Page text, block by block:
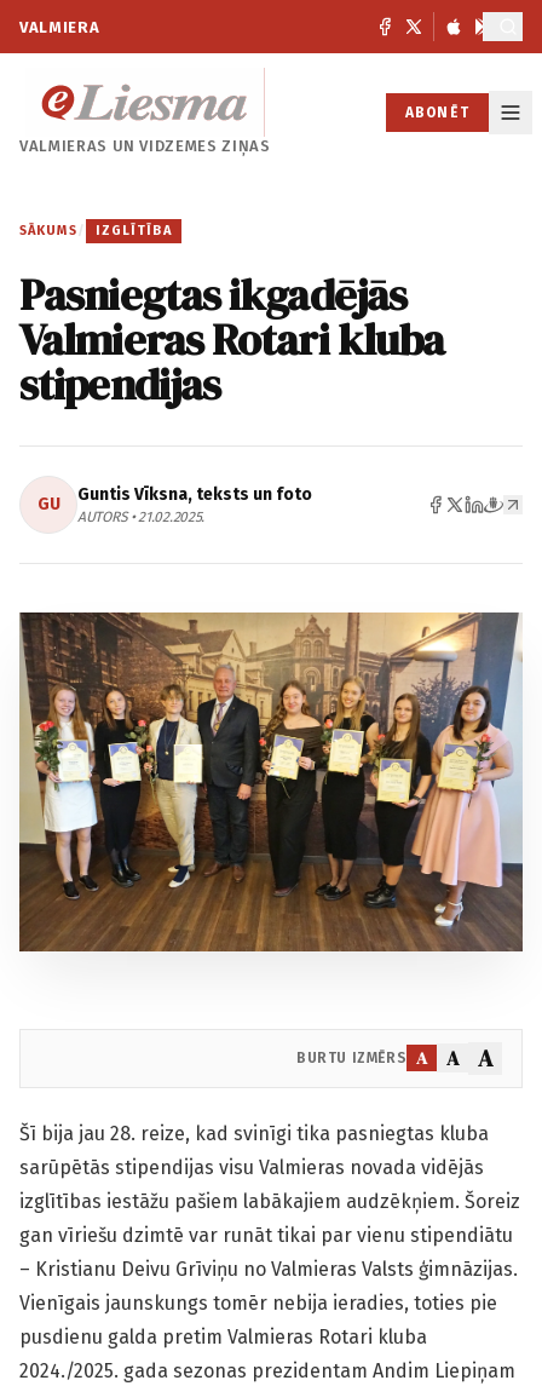
VALMIERA
VALMIERAS UNVIDZEMES ZIŅAS
ABONĒT
SĀKUMS / IZGLĪTĪBA
Pasniegtas ikgadējās
Valmieras Rotari kluba
stipendijas
GU Guntis Vīksna, teksts un foto
AUTORS • 21.02.2025.
BURTU IZMĒRS A A A
Šī bija jau 28. reize, kad svinīgi tika pasniegtas kluba
sarūpētās stipendijas visu Valmieras novada vidējās
izglītības iestāžu pašiem labākajiem audzēkņiem. Šoreiz
gan vīriešu dzimtē var runāt tikai par vienu stipendiātu
– Kristianu Deivu Grīviņu no Valmieras Valsts ģimnāzijas.
Vienīgais jauns­kungs tomēr nebija ieradies, toties pie
pusdienu galda pretim Valmieras Rotari kluba
2024./2025. gada sezonas prezidentam Andim Liepiņam